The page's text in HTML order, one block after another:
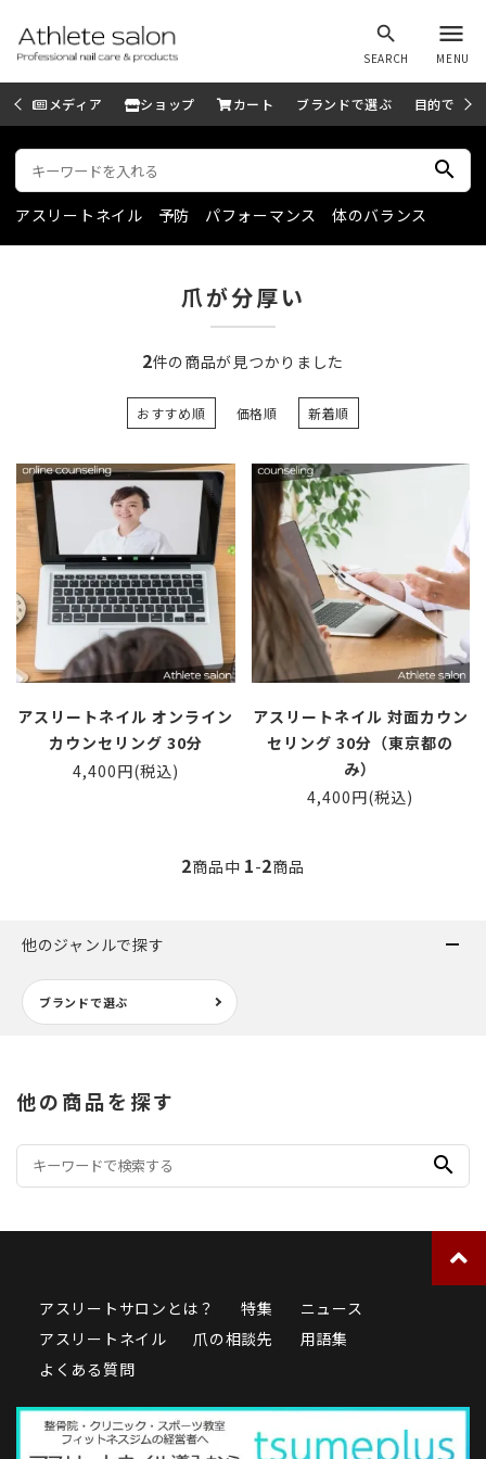
search
SEARCH
menu
MENU
メディア ショップ カート ブランドで選ぶ 目的で選ぶ
search
アスリートネイル 予防 パフォーマンス 体のバランス
爪が分厚い
2件の商品が見つかりました
おすすめ順 価格順 新着順
アスリートネイル オンライン
カウンセリング 30分
4,400円(税込)
アスリートネイル 対面カウン
セリング 30分（東京都の
み）
4,400円(税込)
2商品中 1-2商品
他のジャンルで探す
ブランドで選ぶ
他の商品を探す
search
アスリートサロンとは？ 特集
ニュース
アスリートネイル
爪の相談先
用語集
よくある質問